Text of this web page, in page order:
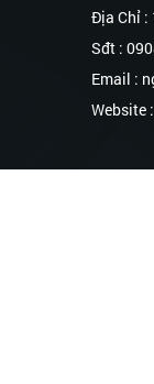
Địa Chỉ :
Sđt :
Email :
Website